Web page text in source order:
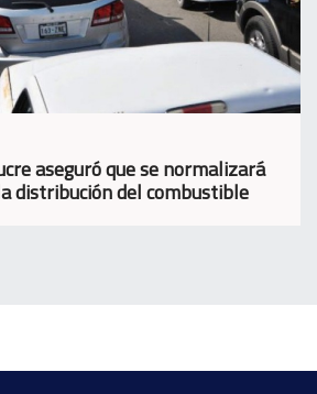
aseguró que se normalizará
distribución del combustible